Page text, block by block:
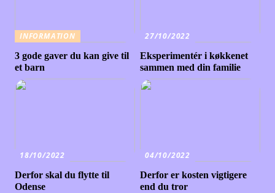
INFORMATION
3 gode gaver du kan give til
et barn
27/10/2022
Eksperimentér i køkkenet
sammen med din familie
18/10/2022
Derfor skal du flytte til
Odense
04/10/2022
Derfor er kosten vigtigere
end du tror